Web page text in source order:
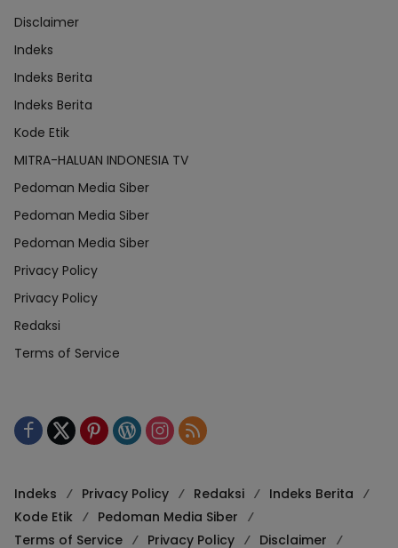
Disclaimer
Indeks
Indeks Berita
Indeks Berita
Kode Etik
MITRA-HALUAN INDONESIA TV
Pedoman Media Siber
Pedoman Media Siber
Pedoman Media Siber
Privacy Policy
Privacy Policy
Redaksi
Terms of Service
Indeks Privacy Policy Redaksi
Indeks Berita
Kode Etik
Pedoman Media Siber
Terms of Service
Privacy Policy Disclaimer